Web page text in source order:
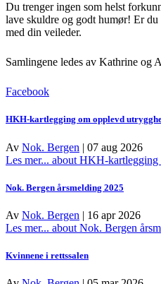
Du trenger ingen som helst
lave skuldre og godt humør! Er
med din veileder.
Samlingene ledes av Kathrine og
Facebook
HKH-kartlegging om opplevd
Av Nok. Bergen | 07 aug 2026
Les mer... about HKH-kartlegging
Nok. Bergen årsmelding 2025
Av Nok. Bergen | 16 apr 2026
Les mer... about Nok. Bergen
Kvinnene i rettssalen